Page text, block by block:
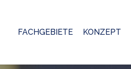
FACHGEBIETE KONZEPT